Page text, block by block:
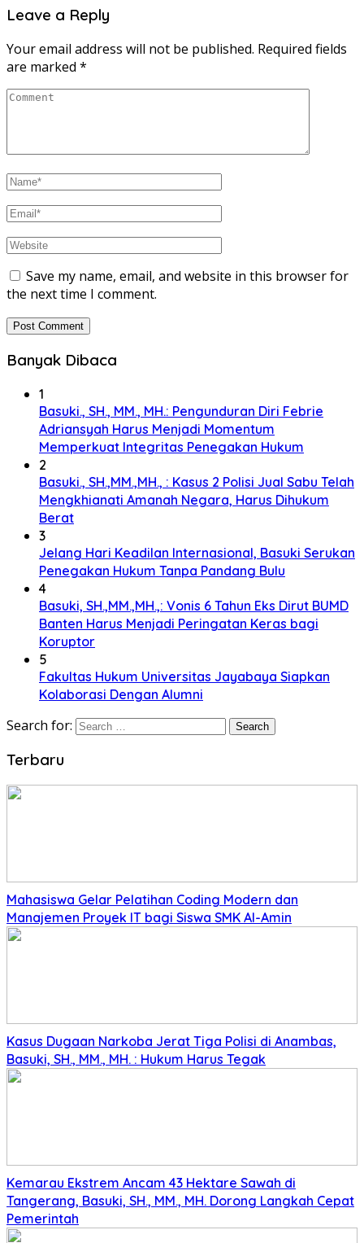
Leave a Reply
Your email address will not be published. Required fields
are marked *
Save my name, email, and website in this browser for
the next time I comment.
Banyak Dibaca
1
Basuki., SH., MM., MH.: Pengunduran Diri Febrie
Adriansyah Harus Menjadi Momentum
Memperkuat Integritas Penegakan Hukum
2
Basuki., SH.,MM.,MH., : Kasus 2 Polisi Jual Sabu Telah
Mengkhianati Amanah Negara, Harus Dihukum
Berat
3
Jelang Hari Keadilan Internasional, Basuki Serukan
Penegakan Hukum Tanpa Pandang Bulu
4
Basuki, SH.,MM.,MH.,: Vonis 6 Tahun Eks Dirut BUMD
Banten Harus Menjadi Peringatan Keras bagi
Koruptor
5
Fakultas Hukum Universitas Jayabaya Siapkan
Kolaborasi Dengan Alumni
Search for:
Terbaru
Mahasiswa Gelar Pelatihan Coding Modern dan
Manajemen Proyek IT bagi Siswa SMK Al-Amin
Kasus Dugaan Narkoba Jerat Tiga Polisi di Anambas,
Basuki, SH., MM., MH. : Hukum Harus Tegak
Kemarau Ekstrem Ancam 43 Hektare Sawah di
Tangerang, Basuki, SH., MM., MH. Dorong Langkah Cepat
Pemerintah